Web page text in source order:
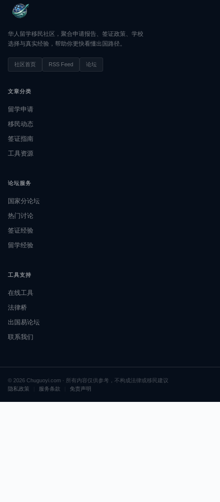
华人留学移民社区，聚合申请报告、签证政策、学校
选择与真实经验，帮助你更快看懂出国路径。
社区首页 RSS Feed 论坛
文章分类
留学申请
移民动态
签证指南
工具资源
论坛服务
国家分论坛
热门讨论
签证经验
留学经验
工具支持
在线工具
法律桥
出国易论坛
联系我们
© 2026 Chuguoyi.com · 所有内容仅供参考，不构成法律或移民建议
隐私政策
服务条款 免责声明